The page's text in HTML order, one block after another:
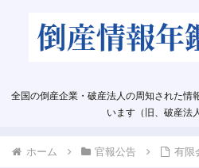
全国の倒産企業・破産法人の周知された情
います（旧、破産法
ホーム 官報公告 有限